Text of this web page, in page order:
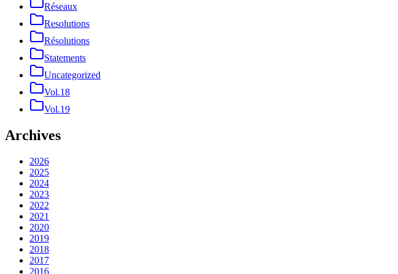
Réseaux
Resolutions
Résolutions
Statements
Uncategorized
Vol.18
Vol.19
Archives
2026
2025
2024
2023
2022
2021
2020
2019
2018
2017
2016